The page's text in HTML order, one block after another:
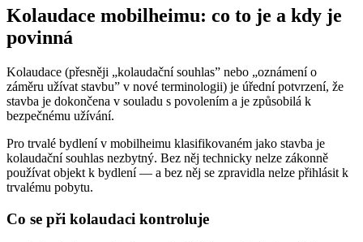
Kolaudace mobilheimu: co to je a kdy je
povinná
Kolaudace (přesněji „kolaudační souhlas” nebo „oznámení o
záměru užívat stavbu” v nové terminologii) je úřední potvrzení, že
stavba je dokončena v souladu s povolením a je způsobilá k
bezpečnému užívání.
Pro trvalé bydlení v mobilheimu klasifikovaném jako stavba je
kolaudační souhlas nezbytný. Bez něj technicky nelze zákonně
používat objekt k bydlení — a bez něj se zpravidla nelze přihlásit k
trvalému pobytu.
Co se při kolaudaci kontroluje